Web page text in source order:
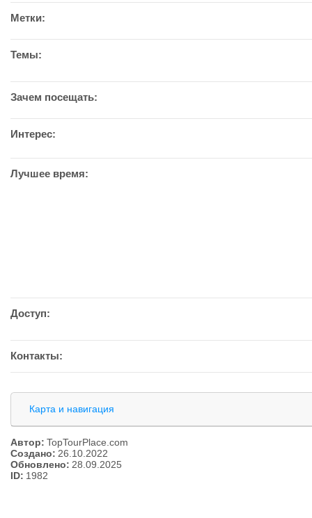
Метки:
Темы:
Зачем посещать:
Интерес:
Лучшее время:
Доступ:
Контакты:
Карта и навигация
Автор: TopTourPlace.com
Создано: 26.10.2022
Обновлено: 28.09.2025
ID: 1982